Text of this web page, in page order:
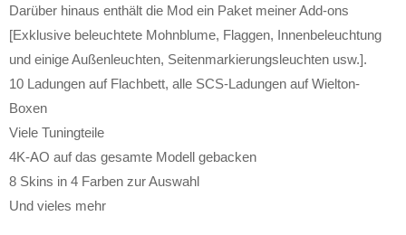
Darüber hinaus enthält die Mod ein Paket meiner Add-ons
[Exklusive beleuchtete Mohnblume, Flaggen, Innenbeleuchtung
und einige Außenleuchten, Seitenmarkierungsleuchten usw.].
10 Ladungen auf Flachbett, alle SCS-Ladungen auf Wielton-
Boxen
Viele Tuningteile
4K-AO auf das gesamte Modell gebacken
8 Skins in 4 Farben zur Auswahl
Und vieles mehr